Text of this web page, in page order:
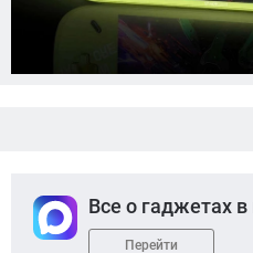
Все о гаджетах
Перейти